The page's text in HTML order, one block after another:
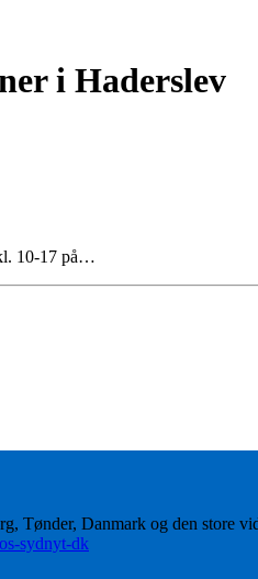
i Haderslev
10-17 på…
Tønder, Danmark og den store
sydnyt-dk